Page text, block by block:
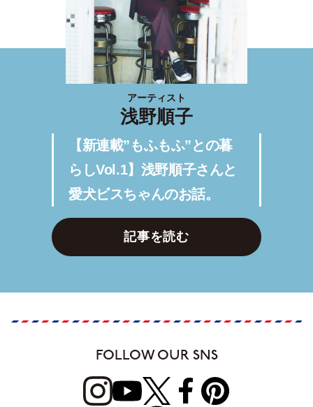
アーティスト
浅野順子
【新連載”もふもふ”との暮
らしVol.1】浅野順子さんと
愛犬ビスちゃんのお話。
記事を読む
FOLLOW OUR SNS